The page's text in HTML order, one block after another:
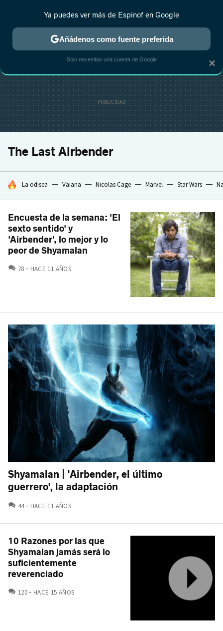
ESTRENOS REALITY ANIME RANKINGS CINE
The Last Airbender
HOY SE HABLA DE
La odisea Vaiana Nicolas Cage Marvel Star Wars
Encuesta de la semana: 'El
sexto sentido' y
'Airbender', lo mejor y lo
peor de Shyamalan
78 COMENTARIOS
HACE 11 AÑOS
Shyamalan | 'Airbender, el último
guerrero', la adaptación
44 COMENTARIOS
HACE 11 AÑOS
10 Razones por las que
Shyamalan jamás será lo
suficientemente
reverenciado
120COMENTARIOS
HACE 15 AÑOS
×
Ya puedes ver más de Espinof en Google
Añádenos como fuente preferida
Solo necesitas una cuenta de Google